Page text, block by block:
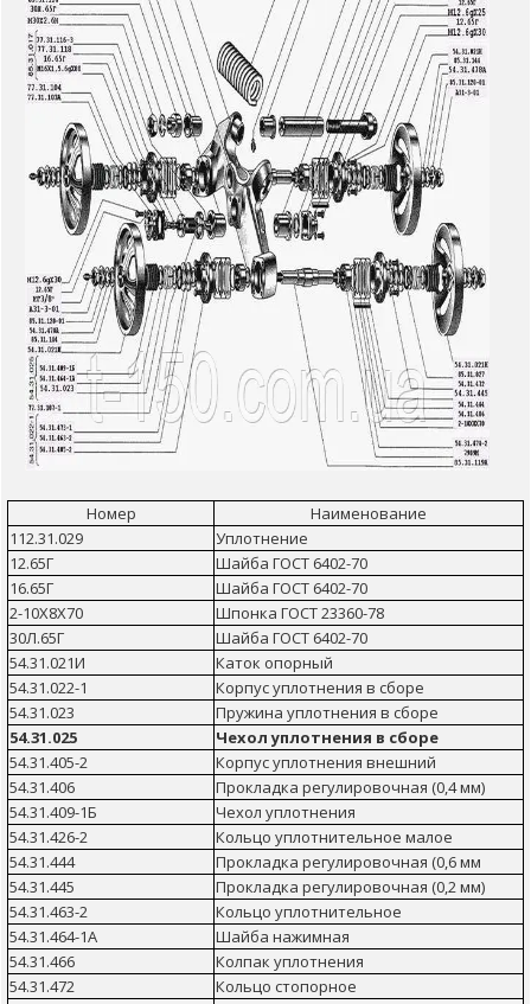
Номер
Наименование
112.31.029
Уплотнение
12.65Г
Шайба ГОСТ 6402-70
16.65Г
Шайба ГОСТ 6402-70
2-10Х8Х70
Шпонка ГОСТ 23360-78
30Л.65Г
Шайба ГОСТ 6402-70
54.31.021И
Каток опорный
54.31.022-1
Корпус уплотнения в сборе
54.31.023
Пружина уплотнения в сборе
54.31.025
Чехол уплотнения в сборе
54.31.405-2
Корпус уплотнения внешний
54.31.406
Прокладка регулировочная (0,4 мм)
54.31.409-1Б
Чехол уплотнения
54.31.426-2
Кольцо уплотнительное малое
54.31.444
Прокладка регулировочная (0,6 мм
54.31.445
Прокладка регулировочная (0,2 мм)
54.31.463-2
Кольцо уплотнительное
54.31.464-1А
Шайба нажимная
54.31.466
Колпак уплотнения
54.31.472
Кольцо стопорное